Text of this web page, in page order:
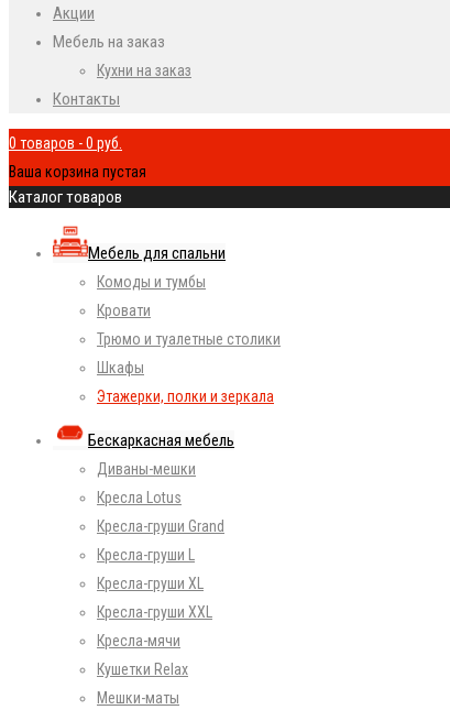
Акции
Мебель на заказ
Кухни на заказ
Контакты
0 товаров -0 руб.
Ваша корзина пустая
Каталог товаров
Мебель для спальни
Комоды и тумбы
Кровати
Трюмо и туалетные столики
Шкафы
Этажерки, полки и зеркала
Бескаркасная мебель
Диваны-мешки
Кресла Lotus
Кресла-груши Grand
Кресла-груши L
Кресла-груши XL
Кресла-груши XXL
Кресла-мячи
Кушетки Relax
Мешки-маты